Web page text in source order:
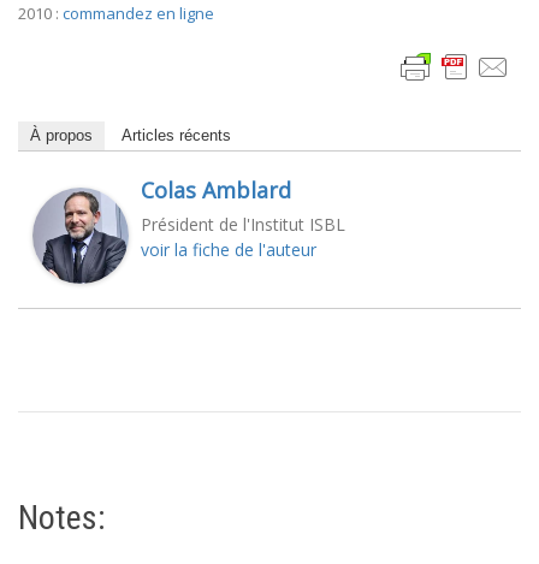
2010 : commandez en ligne
À propos Articles récents
Colas Amblard
Président de l'Institut ISBL
voir la fiche de l'auteur
Notes: